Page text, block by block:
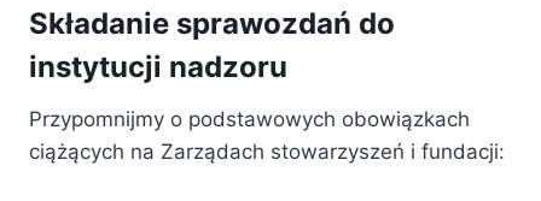
Składanie sprawozdań do
instytucji nadzoru
Przypomnijmy o podstawowych obowiązkach
ciążących na Zarządach stowarzyszeń i fundacji: